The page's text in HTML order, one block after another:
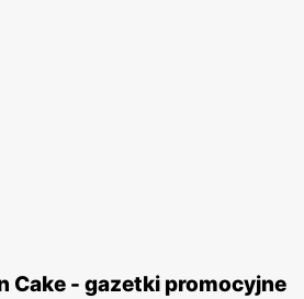
Cake - gazetki promocyjne